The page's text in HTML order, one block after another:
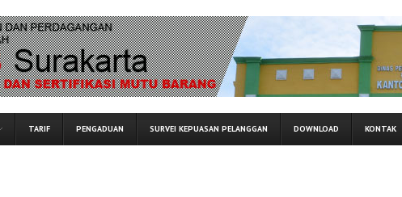
TARIF PENGADUAN SURVEI KEPUASAN PELANGGAN DOWNLOAD KONTAK